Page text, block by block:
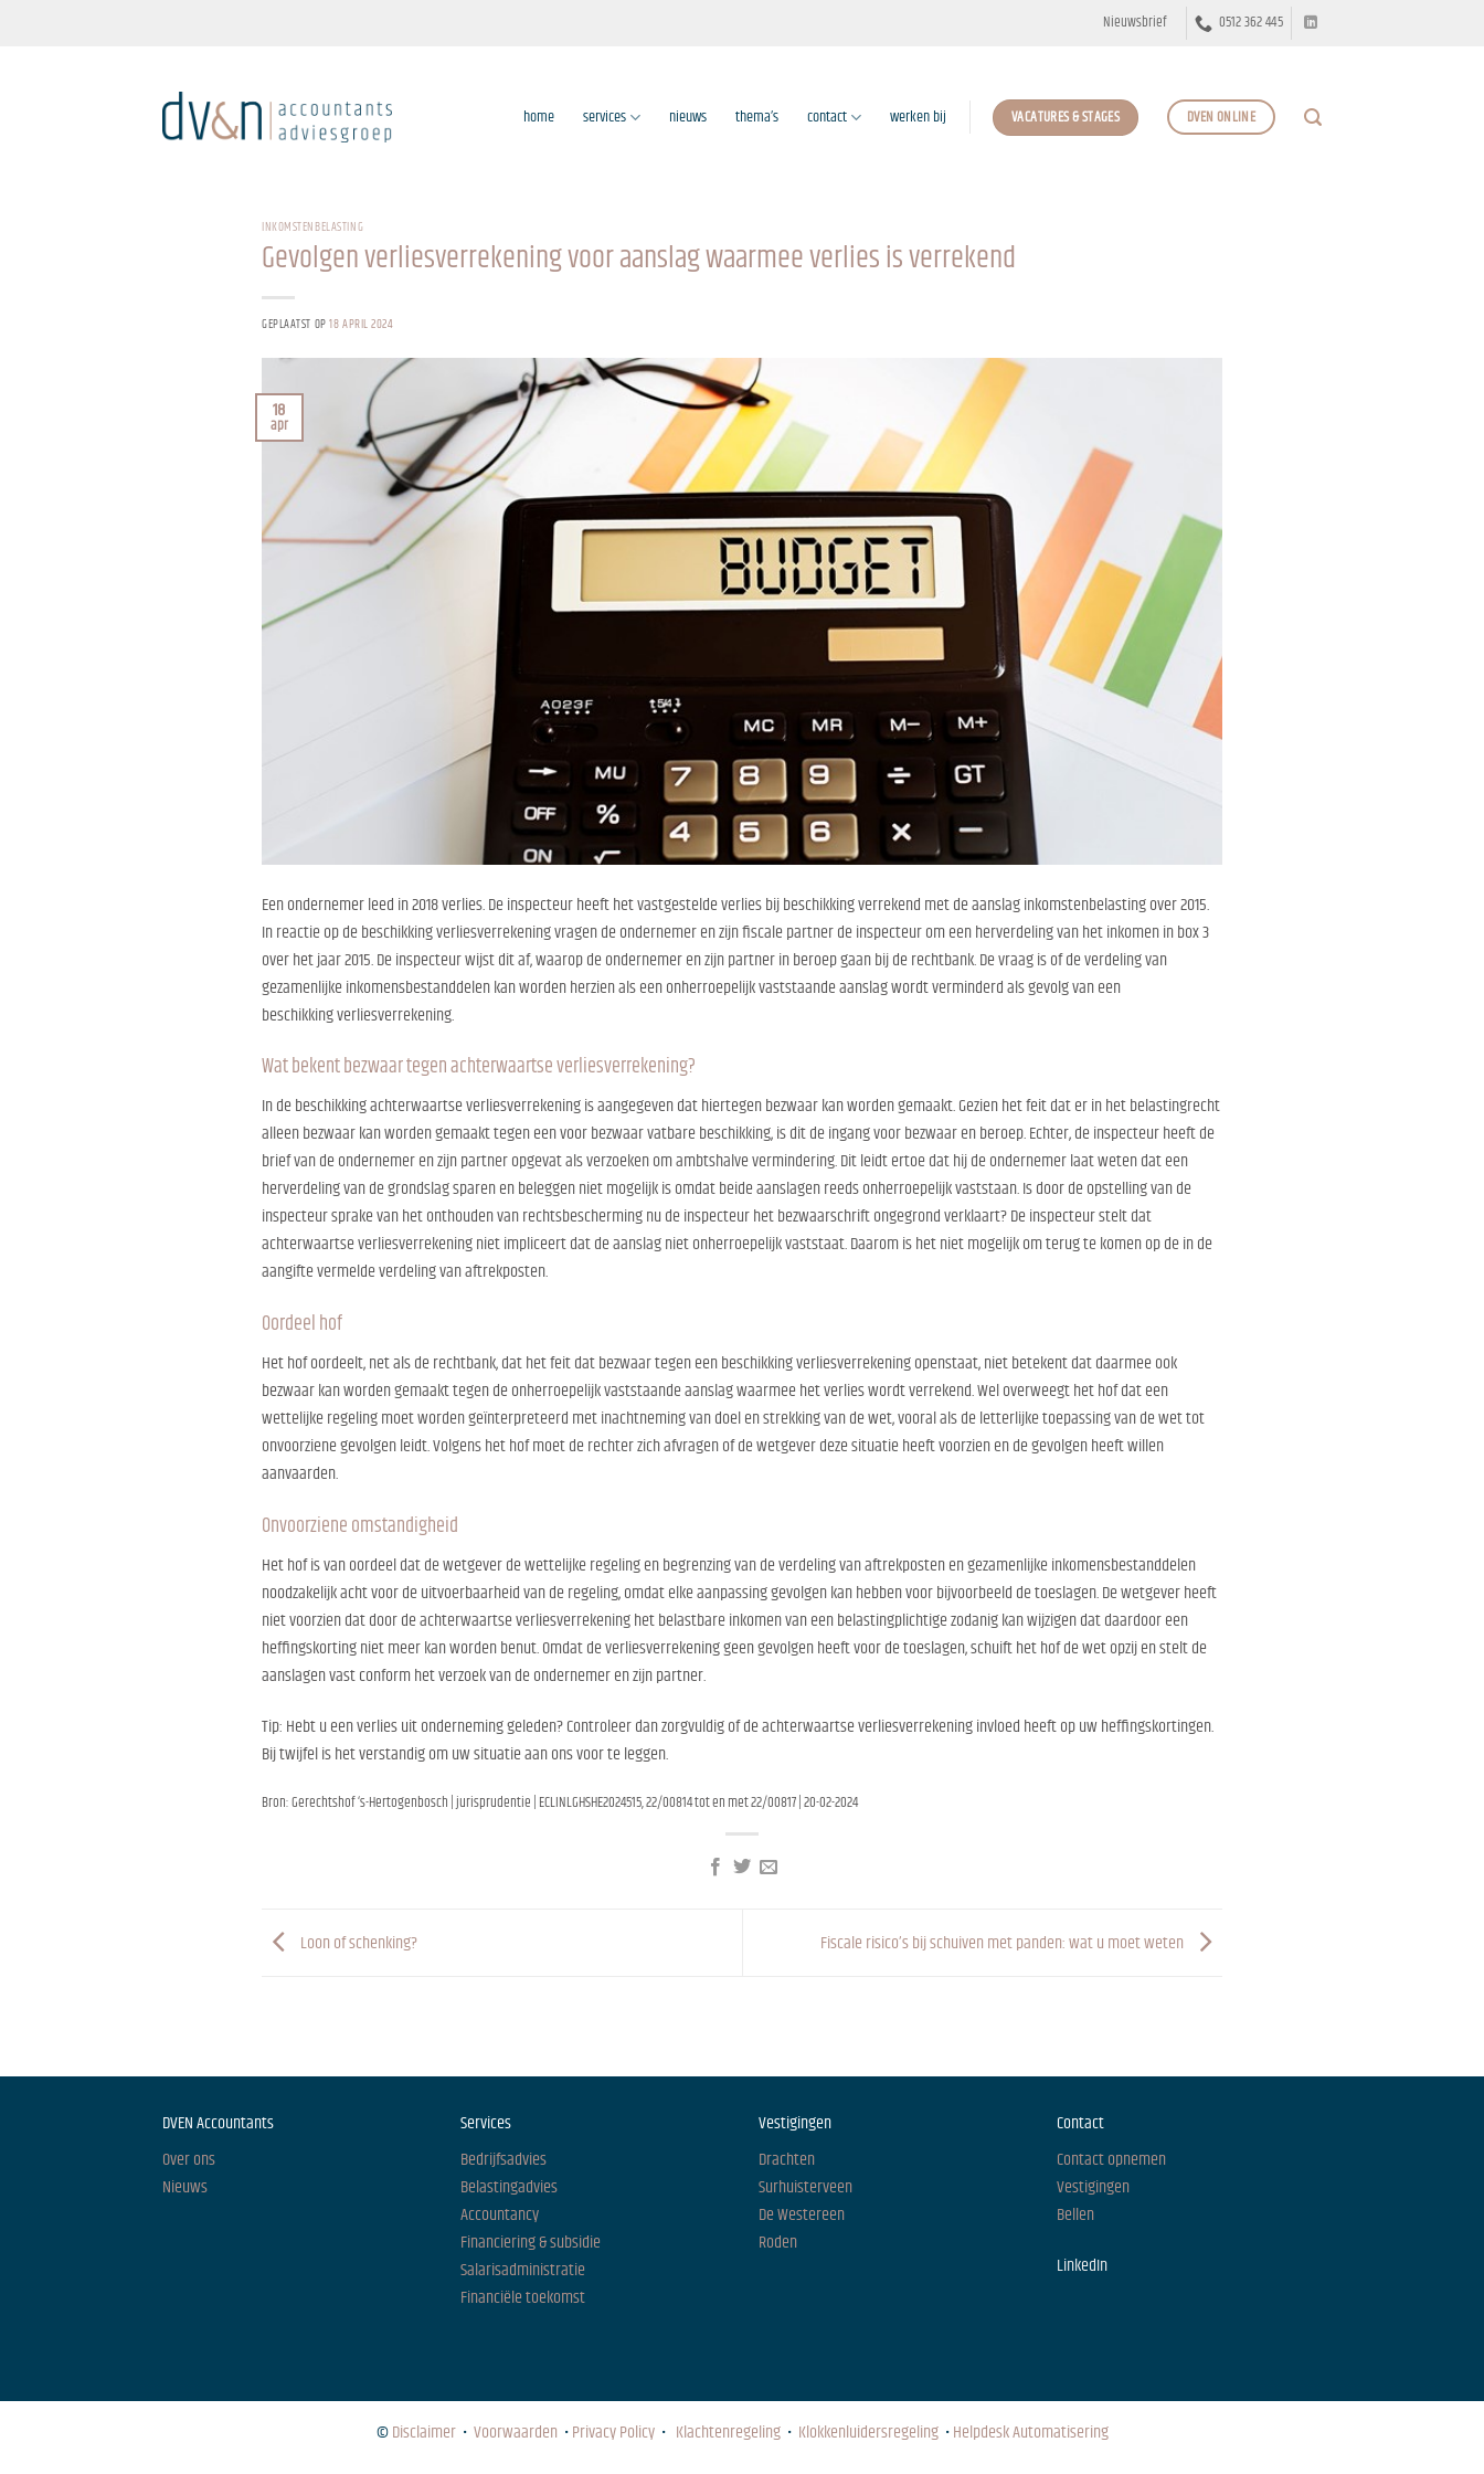
Nieuwsbrief 0512 362 445
home services nieuws thema’s contact werken bij VACATURES & STAGES DVEN ONLINE
INKOMSTENBELASTING
Gevolgen verliesverrekening voor aanslag waarmee verlies is verrekend
GEPLAATST OP18 APRIL 2024
18
apr
Een ondernemer leed in 2018 verlies. De inspecteur heeft het vastgestelde verlies bij beschikking verrekend met de aanslag inkomstenbelasting over 2015.
In reactie op de beschikking verliesverrekening vragen de ondernemer en zijn fiscale partner de inspecteur om een herverdeling van het inkomen in box 3
over het jaar 2015. De inspecteur wijst dit af, waarop de ondernemer en zijn partner in beroep gaan bij de rechtbank. De vraag is of de verdeling van
gezamenlijke inkomensbestanddelen kan worden herzien als een onherroepelijk vaststaande aanslag wordt verminderd als gevolg van een
beschikking verliesverrekening.
Wat bekent bezwaar tegen achterwaartse verliesverrekening?
In de beschikking achterwaartse verliesverrekening is aangegeven dat hiertegen bezwaar kan worden gemaakt. Gezien het feit dat er in het belastingrecht
alleen bezwaar kan worden gemaakt tegen een voor bezwaar vatbare beschikking, is dit de ingang voor bezwaar en beroep. Echter, de inspecteur heeft de
brief van de ondernemer en zijn partner opgevat als verzoeken om ambtshalve vermindering. Dit leidt ertoe dat hij de ondernemer laat weten dat een
herverdeling van de grondslag sparen en beleggen niet mogelijk is omdat beide aanslagen reeds onherroepelijk vaststaan. Is door de opstelling van de
inspecteur sprake van het onthouden van rechtsbescherming nu de inspecteur het bezwaarschrift ongegrond verklaart? De inspecteur stelt dat
achterwaartse verliesverrekening niet impliceert dat de aanslag niet onherroepelijk vaststaat. Daarom is het niet mogelijk om terug te komen op de in de
aangifte vermelde verdeling van aftrekposten.
Oordeel hof
Het hof oordeelt, net als de rechtbank, dat het feit dat bezwaar tegen een beschikking verliesverrekening openstaat, niet betekent dat daarmee ook
bezwaar kan worden gemaakt tegen de onherroepelijk vaststaande aanslag waarmee het verlies wordt verrekend. Wel overweegt het hof dat een
wettelijke regeling moet worden geïnterpreteerd met inachtneming van doel en strekking van de wet, vooral als de letterlijke toepassing van de wet tot
onvoorziene gevolgen leidt. Volgens het hof moet de rechter zich afvragen of de wetgever deze situatie heeft voorzien en de gevolgen heeft willen
aanvaarden.
Onvoorziene omstandigheid
Het hof is van oordeel dat de wetgever de wettelijke regeling en begrenzing van de verdeling van aftrekposten en gezamenlijke inkomensbestanddelen
noodzakelijk acht voor de uitvoerbaarheid van de regeling, omdat elke aanpassing gevolgen kan hebben voor bijvoorbeeld de toeslagen. De wetgever heeft
niet voorzien dat door de achterwaartse verliesverrekening het belastbare inkomen van een belastingplichtige zodanig kan wijzigen dat daardoor een
heffingskorting niet meer kan worden benut. Omdat de verliesverrekening geen gevolgen heeft voor de toeslagen, schuift het hof de wet opzij en stelt de
aanslagen vast conform het verzoek van de ondernemer en zijn partner.
Tip: Hebt u een verlies uit onderneming geleden? Controleer dan zorgvuldig of de achterwaartse verliesverrekening invloed heeft op uw heffingskortingen.
Bij twijfel is het verstandig om uw situatie aan ons voor te leggen.
Bron: Gerechtshof ‘s-Hertogenbosch | jurisprudentie | ECLINLGHSHE2024515, 22/00814 tot en met 22/00817 | 20-02-2024
Loon of schenking? Fiscale risico’s bij schuiven met panden: wat u moet weten
DVEN Accountants
Over ons
Nieuws
Services
Bedrijfsadvies
Belastingadvies
Accountancy
Financiering & subsidie
Salarisadministratie
Financiële toekomst
Vestigingen
Drachten
Surhuisterveen
De Westereen
Roden
Contact
Contact opnemen
Vestigingen
Bellen
LinkedIn
©Disclaimer• Voorwaarden •Privacy Policy• Klachtenregeling• Klokkenluidersregeling•Helpdesk Automatisering